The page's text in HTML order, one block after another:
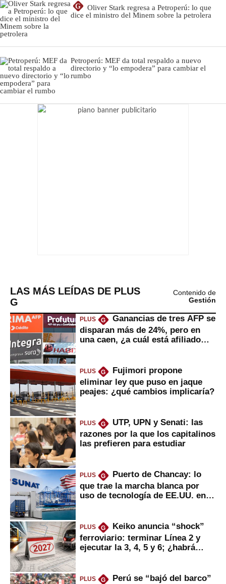
G
Oliver Stark regresa a Petroperú: lo que
dice el ministro del Minem sobre la petrolera
Petroperú: MEF da total respaldo a nuevo
directorio y “lo empodera” para cambiar el
rumbo
LAS MÁS LEÍDAS DE PLUS
G
Contenido de
Gestión
PLUS G
Ganancias de tres AFP se
disparan más de 24%, pero en
una caen, ¿a cuál está afiliado
PLUS G
Fujimori propone
eliminar ley que puso en jaque
peajes: ¿qué cambios implicaría?
PLUS G
UTP, UPN y Senati: las
razones por la que los capitalinos
las prefieren para estudiar
PLUS G
Puerto de Chancay: lo
que trae la marcha blanca por
uso de tecnología de EE.UU. en
PLUS G
Keiko anuncia “shock”
ferroviario: terminar Línea 2 y
ejecutar la 3, 4, 5 y 6; ¿habrá
PLUS G
Perú se “bajó del barco”